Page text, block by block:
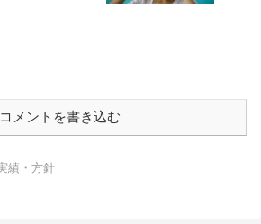
コメントを書き込む
績・方針